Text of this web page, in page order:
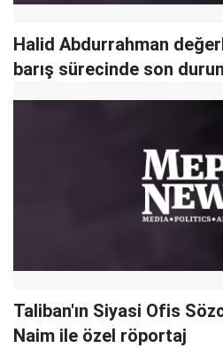
Halid Abdurrahman
barış sürecinde son
Taliban'ın Siyasi Ofis
Naim ile özel röportaj